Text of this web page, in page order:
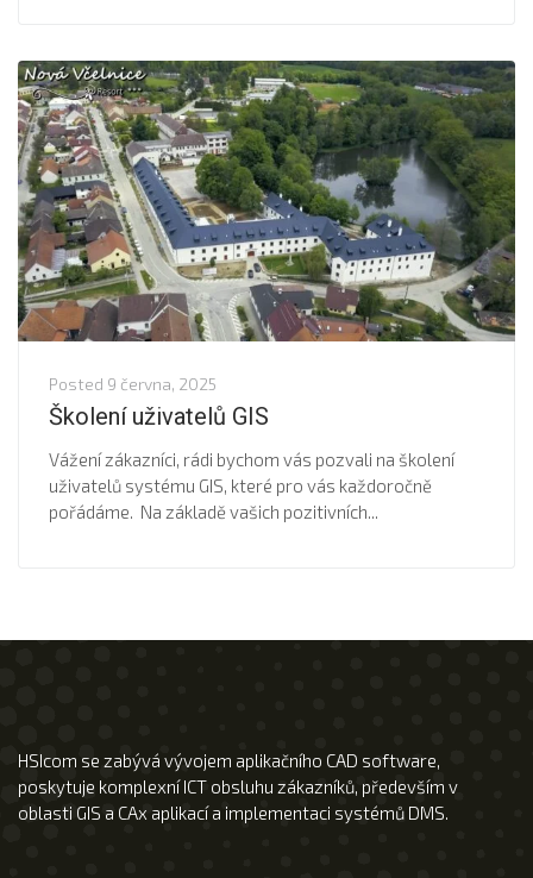
Posted 9 června, 2025
Školení uživatelů GIS
Vážení zákazníci, rádi bychom vás pozvali na školení
uživatelů systému GIS, které pro vás každoročně
pořádáme. Na základě vašich pozitivních...
HSIcom se zabývá vývojem aplikačního CAD software,
poskytuje komplexní ICT obsluhu zákazníků, především v
oblasti GIS a CAx aplikací a implementaci systémů DMS.